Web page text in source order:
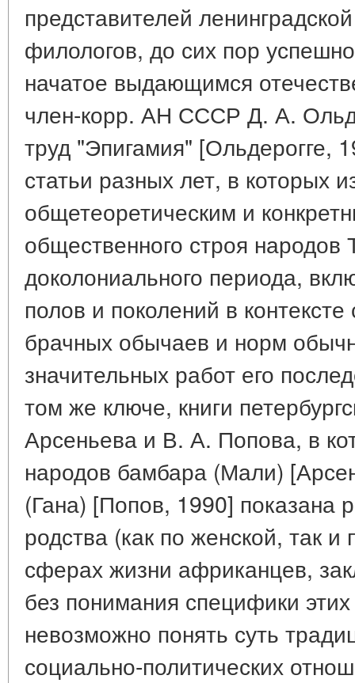
представителей
филологов, до сих пор
начатое выдающимся
член-корр. АН СССР Д. А.
труд "Эпигамия" [Ольдерогге,
статьи разных лет, в которых
общетеоретическим и
общественного строя
доколониального периода,
полов и поколений в
брачных обычаев и норм
значительных работ его
том же ключе, книги
Арсеньева и В. А. Попова, в
народов бамбара (Мали)
(Гана) [Попов, 1990] показана
родства (как по женской, так
сферах жизни африканцев,
без понимания специфики
невозможно понять суть
социально-политических